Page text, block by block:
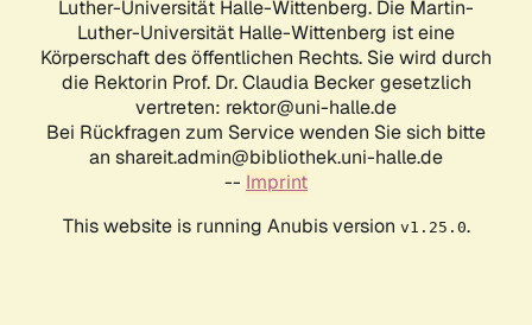
Luther-Universität Halle-Wittenberg. Die Martin-
Luther-Universität Halle-Wittenberg ist eine
Körperschaft des öffentlichen Rechts. Sie wird durch
die Rektorin Prof. Dr. Claudia Becker gesetzlich
vertreten: rektor@uni-halle.de
Bei Rückfragen zum Service wenden Sie sich bitte
an shareit.admin@bibliothek.uni-halle.de
-- Imprint
This website is running Anubis version v1.25.0.